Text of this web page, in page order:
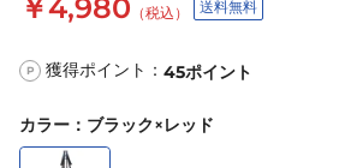
￥4,980 （税込） 送料無料
P 獲得ポイント： 45ポイント
カラー ： ブラック×レッド